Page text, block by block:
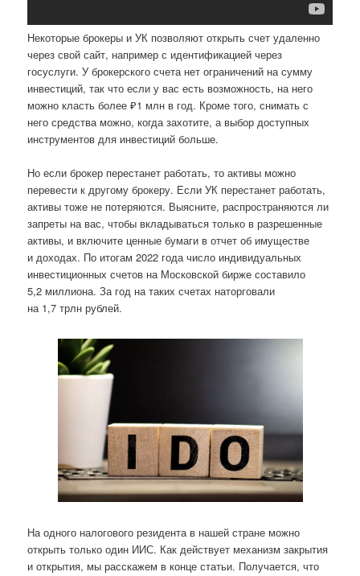
Некоторые брокеры и УК позволяют открыть счет удаленно
через свой сайт, например с идентификацией через
госуслуги. У брокерского счета нет ограничений на сумму
инвестиций, так что если у вас есть возможность, на него
можно класть более ₽1 млн в год. Кроме того, снимать с
него средства можно, когда захотите, а выбор доступных
инструментов для инвестиций больше.
Но если брокер перестанет работать, то активы можно
перевести к другому брокеру. Если УК перестанет работать,
активы тоже не потеряются. Выясните, распространяются ли
запреты на вас, чтобы вкладываться только в разрешенные
активы, и включите ценные бумаги в отчет об имуществе
и доходах. По итогам 2022 года число индивидуальных
инвестиционных счетов на Московской бирже составило
5,2 миллиона. За год на таких счетах наторговали
на 1,7 трлн рублей.
На одного налогового резидента в нашей стране можно
открыть только один ИИС. Как действует механизм закрытия
и открытия, мы расскажем в конце статьи. Получается, что